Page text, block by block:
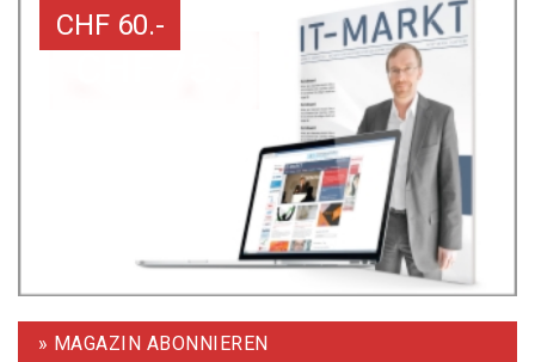
CHF 60.-
» MAGAZIN ABONNIEREN